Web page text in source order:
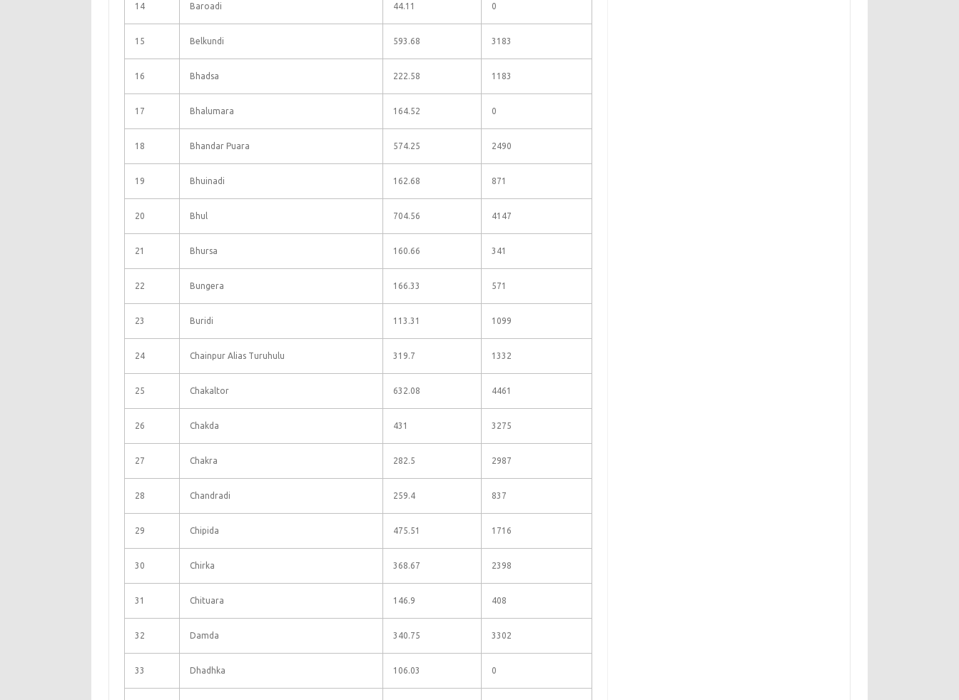
14 Baroadi 44.11 0
15 Belkundi 593.68 3183
16 Bhadsa 222.58 1183
17 Bhalumara 164.52 0
18 Bhandar Puara 574.25 2490
19 Bhuinadi 162.68 871
20 Bhul 704.56 4147
21 Bhursa 160.66 341
22 Bungera 166.33 571
23 Buridi 113.31 1099
24 Chainpur Alias Turuhulu 319.7 1332
25 Chakaltor 632.08 4461
26 Chakda 431 3275
27 Chakra 282.5 2987
28 Chandradi 259.4 837
29 Chipida 475.51 1716
30 Chirka 368.67 2398
31 Chituara 146.9 408
32 Damda 340.75 3302
33 Dhadhka 106.03 0